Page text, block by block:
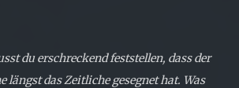
du erschreckend feststellen, dass der
längst das Zeitliche gesegnet hat. Was